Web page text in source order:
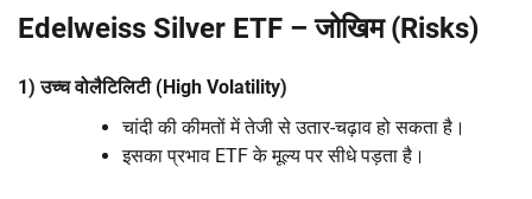
Edelweiss Silver ETF – जोखिम (Risks)
1) उच्च वोलैटिलिटी (High Volatility)
चांदी की कीमतों में तेजी से उतार-चढ़ाव हो सकता है।
इसका प्रभाव ETF के मूल्य पर सीधे पड़ता है।